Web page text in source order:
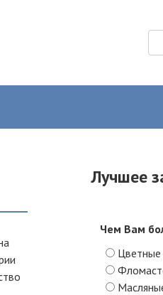
Лучшее
Чем Вам